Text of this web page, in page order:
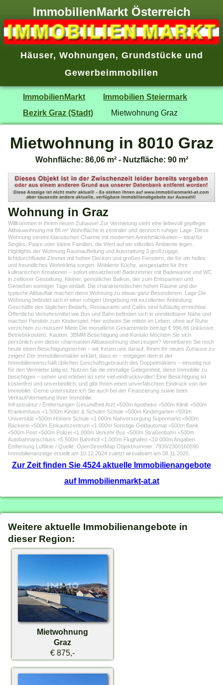
ImmobilienMarkt Österreich
Häuser, Wohnungen, Grundstücke und
Gewerbeimmobilien
ImmobilienMarkt
Immobilien Steiermark
Bezirk Graz (Stadt)
Mietwohnung Graz
Mietwohnung in 8010 Graz
Wohnfläche: 86,06 m² - Nutzfläche: 90 m²
Wohnung in Graz
Willkommen in Ihrem neuen Zuhause! Zur Vermietung steht eine liebevoll gepflegte
Altbauwohnung mit 86 m² Wohnfläche in zentraler und dennoch ruhiger Lage. Diese
Wohnung vereint klassischen Charme mit modernen Annehmlichkeiten – ideal für
Singles, Paare oder kleine Familien, die Wert auf ein stilvolles Ambiente legen.
Highlights der Wohnung Raumaufteilung und Ausstattung 3 großzügige,
lichtdurchflutete Zimmer mit hohen Decken und großen Fenstern, die für ein helles
und freundliches Wohnklima sorgen. Möblierte Küche, ausgestattet für Ihre
kulinarischen Kreationen – sofort einsatzbereit! Badezimmer mit Badewanne und WC
in zeitloser Gestaltung, Kleiner, gemütlicher Balkon, der zum Entspannen und
Genießen sonniger Tage einlädt. Die charakteristischen hohen Räume und der
typische Altbauflair machen diese Wohnung zu etwas ganz Besonderem. Lage Die
Wohnung befindet sich in einer ruhigen Umgebung mit exzellenter Anbindung:
Geschäfte des täglichen Bedarfs, Restaurants und Cafés sind fußläufig erreichbar.
Öffentliche Verkehrsmittel wie Bus und Bahn befinden sich in unmittelbarer Nähe und
machen Pendeln zum Kinderspiel. Hier wohnen Sie mitten im Leben, ohne auf Ruhe
verzichten zu müssen! Miete Die monatliche Gesamtmiete beträgt € 996,66 (inklusive
Betriebskosten). Kaution: 3BMM Besichtigung und Kontakt Möchten Sie sich
persönlich von dieser charmanten Altbauwohnung überzeugen? Vereinbaren Sie noch
heute einen Besichtigungstermin – wir freuen uns darauf, Ihnen Ihr neues Zuhause zu
zeigen! Der Immobilienmakler erklärt, dass er – entgegen dem in der
Immobilienwirtschaft üblichen Geschäftsgebrauch des Doppelmaklers – einseitig nur
für den Vermieter tätig ist. Nutzen Sie die einmalige Gelegenheit, diese Immobilie zu
besichtigen – sehen und erleben ist sehr viel eindrucksvoller! Eine Besichtigung ist
kostenfrei und unverbindlich, und gibt Ihnen einen unverfälschten Eindruck von der
Immobilie. Gerne unterstütze ich Sie auch bei der Finanzierung sowie beim
Verkauf/Vermietung Ihrer Immobilie.
Infrastruktur / Entfernungen Gesundheit Arzt <500m Apotheke <500m Klinik <500m
Krankenhaus <1.500m Kinder & Schulen Schule <500m Kindergarten <500m
Universität <500m Höhere Schule <1.000m Nahversorgung Supermarkt <500m
Bäckerei <500m Einkaufszentrum <1.000m Sonstige Geldautomat <500m Bank
<500m Post <500m Polizei <1.000m Verkehr Bus <500m Straßenbahn <500m
Autobahnanschluss <5.500m Bahnhof <1.000m Flughafen <10.000m Angaben
Entfernung Luftlinie / Quelle: OpenStreetMap Objektnummer: 7939/2300160590
Immobilienanzeige erstellt am 10.12.2024 zuletzt aktualisiert am 08.11.2025.
Zur Zeit finden Sie 4524 aktuelle Immobilienangebote
auf Immobilienmarkt-at.at
Weitere aktuelle Immobilienangebote in
dieser Region:
Mietwohnung
Graz
€ 875,-